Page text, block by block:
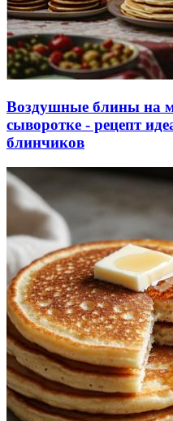
Воздушные блины на
сыворотке - рецепт
блинчиков